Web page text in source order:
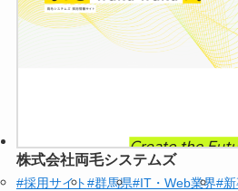
株式会社両毛システムズ
#採用サイト#群馬県#IT・Web業界#